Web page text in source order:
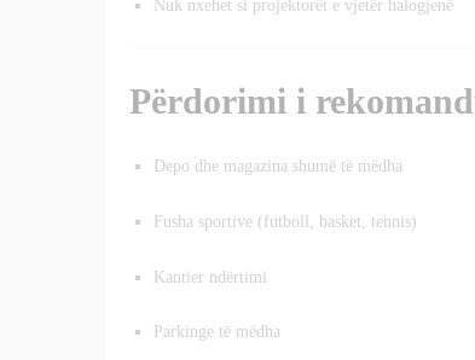
Nuk nxehet si projektorët e vjetër halogjenë
Përdorimi i
Depo dhe magazina shumë të mëdha
Fusha sportive (futboll, basket, tennis)
Kantier ndërtimi
Parkinge të mëdha